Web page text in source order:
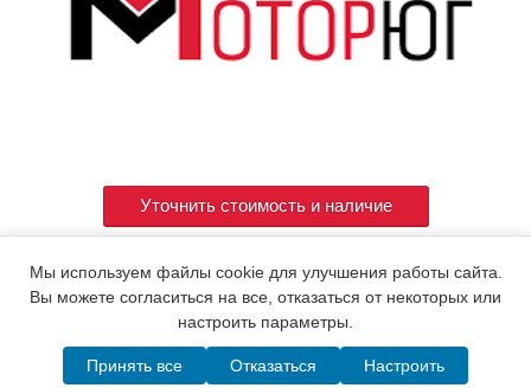
Уточнить стоимость и наличие
Артикул 719546-51360
© 2015. Все права защищены.
Мы используем файлы cookie для улучшения работы сайта.
Вы можете согласиться на все, отказаться от некоторых или
настроить параметры.
Принять все Отказаться Настроить